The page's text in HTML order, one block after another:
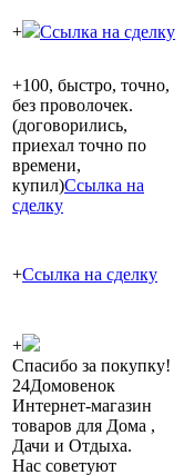
+ Ссылка на сделку
+100, быстро, точно,
без проволочек.
(договорились,
приехал точно по
времени,
купил)Ссылка на
сделку
+Ссылка на сделку
+
Спасибо за покупку!
24Домовенок
Интернет-магазин
товаров для Дома ,
Дачи и Отдыха.
Нас советуют